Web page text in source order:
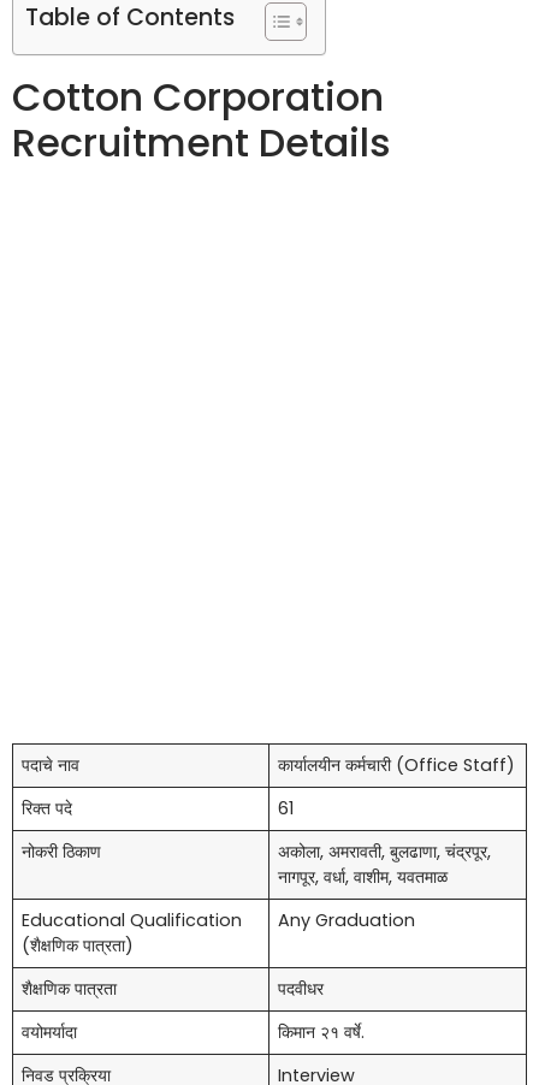
Table of Contents
Cotton Corporation
Recruitment Details
पदाचे नाव
कार्यालयीन कर्मचारी (Office Staff)
रिक्त पदे
61
नोकरी ठिकाण
अकोला, अमरावती, बुलढाणा, चंद्रपूर,
नागपूर, वर्धा, वाशीम, यवतमाळ
Educational Qualification
(शैक्षणिक पात्रता)
Any Graduation
शैक्षणिक पात्रता
पदवीधर
वयोमर्यादा
किमान २१ वर्षे.
निवड प्रक्रिया
Interview